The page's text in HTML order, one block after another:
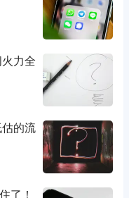
力全
的流
了！